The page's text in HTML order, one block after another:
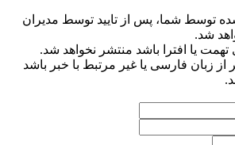
توسط شما، پس از تایید توسط مدیران
شد.
یا افترا باشد منتشر نخواهد شد.
از زبان فارسی یا غیر مرتبط با خبر باشد